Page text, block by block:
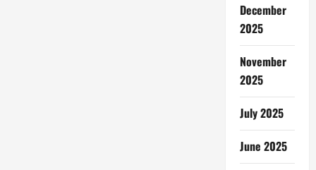
December
2025
November
2025
July 2025
June 2025